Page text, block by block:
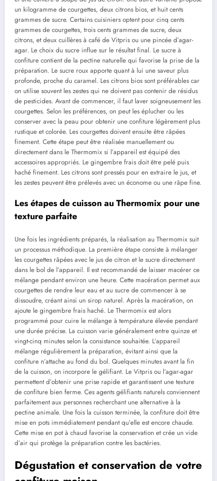
un kilogramme de courgettes, deux citrons bios, et huit cents
grammes de sucre. Certains cuisiniers optent pour cinq cents
grammes de courgettes, trois cents grammes de sucre, deux
citrons, et deux cuillères à café de Vitpris ou une pincée d’agar-
agar. Le choix du sucre influe sur le résultat final. Le sucre à
confiture contient de la pectine naturelle qui favorise la prise de la
préparation. Le sucre roux apporte quant à lui une saveur plus
profonde, proche du caramel. Les citrons bios sont préférables car
on utilise souvent les zestes qui ne doivent pas contenir de résidus
de pesticides. Avant de commencer, il faut laver soigneusement les
courgettes. Selon les préférences, on peut les éplucher ou les
conserver avec la peau pour obtenir une confiture légèrement plus
rustique et colorée. Les courgettes doivent ensuite être râpées
finement. Cette étape peut être réalisée manuellement ou
directement dans le Thermomix si l’appareil est équipé des
accessoires appropriés. Le gingembre frais doit être pelé puis
haché finement. Les citrons sont pressés pour en extraire le jus, et
les zestes peuvent être prélevés avec un économe ou une râpe fine.
Les étapes de cuisson au Thermomix pour une
texture parfaite
Une fois les ingrédients préparés, la réalisation au Thermomix suit
un processus méthodique. La première étape consiste à mélanger
les courgettes râpées avec le jus de citron et le sucre directement
dans le bol de l’appareil. Il est recommandé de laisser macérer ce
mélange pendant environ une heure. Cette macération permet aux
courgettes de rendre leur eau et au sucre de commencer à se
dissoudre, créant ainsi un sirop naturel. Après la macération, on
ajoute le gingembre frais haché. Le Thermomix est alors
programmé pour cuire le mélange à température élevée pendant
une durée précise. La cuisson varie généralement entre quinze et
vingt-cinq minutes selon la consistance souhaitée. L’appareil
mélange régulièrement la préparation, évitant ainsi que la
confiture n’attache au fond du bol. Quelques minutes avant la fin
de la cuisson, on incorpore le gélifiant. Le Vitpris ou l’agar-agar
permettent d’obtenir une prise rapide et garantissent une texture
de confiture bien ferme. Ces agents gélifiants naturels conviennent
parfaitement aux personnes recherchant une alternative à la
pectine animale. Une fois la cuisson terminée, la confiture doit être
mise en pots immédiatement pendant qu’elle est encore chaude.
Cette mise en pot à chaud favorise la conservation et crée un vide
d’air qui protège la préparation contre les bactéries.
Dégustation et conservation de votre